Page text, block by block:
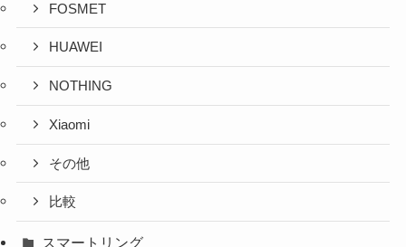
FOSMET
HUAWEI
NOTHING
Xiaomi
その他
比較
スマートリング